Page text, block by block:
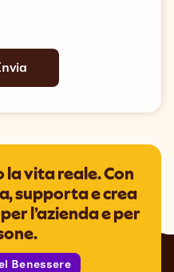
vita reale. Con
supporta e crea
l’azienda e per
Benessere